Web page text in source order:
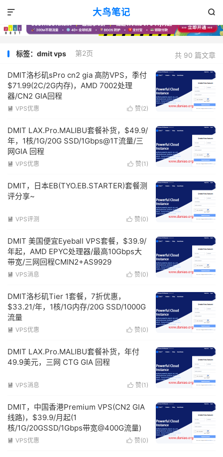
大鸟笔记 

共 90 篇文章
标签：dmit vps 第2页
DMIT洛杉矶sPro cn2 gia 高防VPS，季付
$71.99(2C/2G内存)，AMD 7002处理
器/CN2 GIA回程
 赞(2)
 VPS优惠
DMIT LAX.Pro.MALIBU套餐补货，$49.9/
年，1核/1G/20G SSD/1Gbps@1T流量/三
网GIA 回程
 赞(1 )
 VPS优惠
DMIT，日本EB(TYO.EB.STARTER)套餐测
评分享~
 赞(0)
 VPS评测
DMIT 美国便宜Eyeball VPS套餐，$39.9/
年起，AMD EPYC处理器/最高10Gbps大
带宽/三网回程CMIN2+AS9929
 赞(0)
 VPS消息
DMIT洛杉矶Tier 1套餐，7折优惠，
$33.21/年，1核/1G内存/20G SSD/1000G
流量
 赞(0)
 VPS优惠
DMIT LAX.Pro.MALIBU套餐补货，年付
49.9美元，三网 CTG GIA 回程
 赞(1 )
 VPS消息
DMIT，中国香港Premium VPS(CN2 GIA
线路)，$39.9/月起(1
核/1G/20GSSD/1Gbps带宽@400G流量)
 赞(0)
 VPS优惠